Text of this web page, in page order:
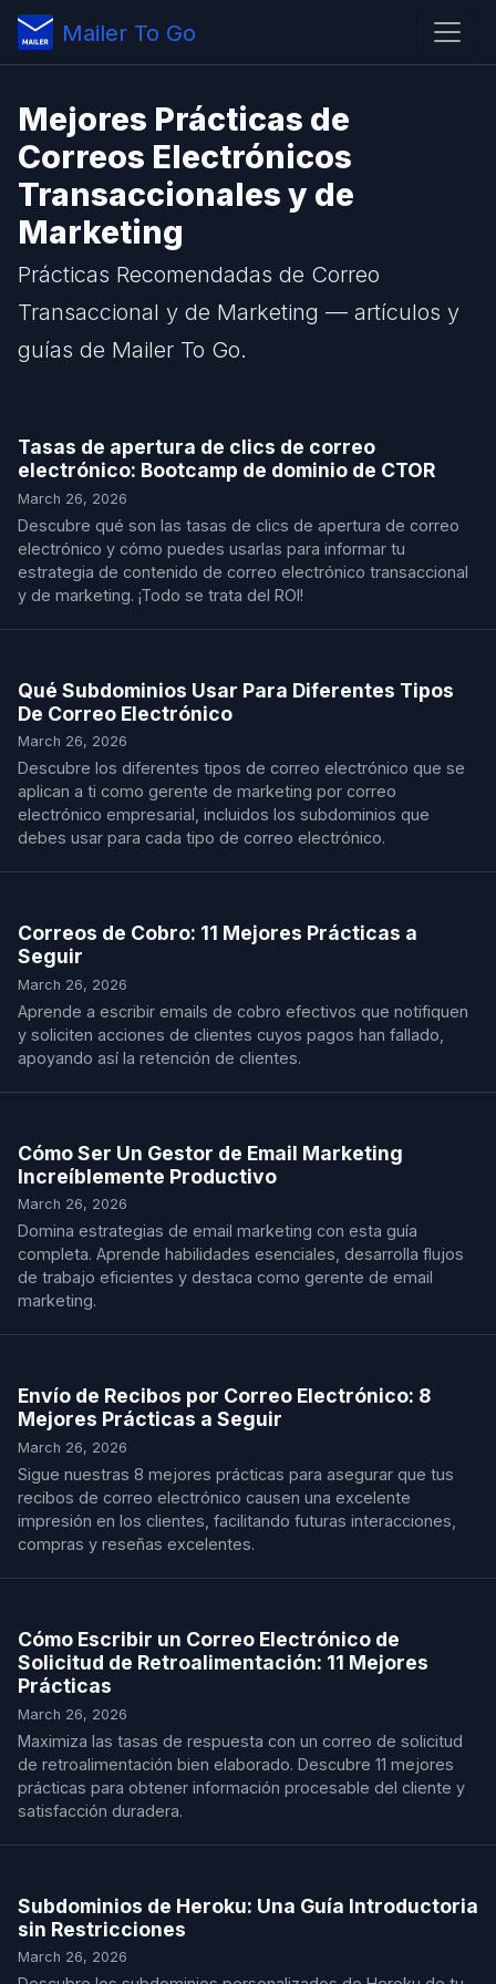
Mailer To Go
Mejores Prácticas de
Correos Electrónicos
Transaccionales y de
Marketing
Prácticas Recomendadas de Correo
Transaccional y de Marketing — artículos y
guías de Mailer To Go.
Tasas de apertura de clics de correo
electrónico: Bootcamp de dominio de CTOR
March 26, 2026
Descubre qué son las tasas de clics de apertura de correo
electrónico y cómo puedes usarlas para informar tu
estrategia de contenido de correo electrónico transaccional
y de marketing. ¡Todo se trata del ROI!
Qué Subdominios Usar Para Diferentes Tipos
De Correo Electrónico
March 26, 2026
Descubre los diferentes tipos de correo electrónico que se
aplican a ti como gerente de marketing por correo
electrónico empresarial, incluidos los subdominios que
debes usar para cada tipo de correo electrónico.
Correos de Cobro: 11 Mejores Prácticas a
Seguir
March 26, 2026
Aprende a escribir emails de cobro efectivos que notifiquen
y soliciten acciones de clientes cuyos pagos han fallado,
apoyando así la retención de clientes.
Cómo Ser Un Gestor de Email Marketing
Increíblemente Productivo
March 26, 2026
Domina estrategias de email marketing con esta guía
completa. Aprende habilidades esenciales, desarrolla flujos
de trabajo eficientes y destaca como gerente de email
marketing.
Envío de Recibos por Correo Electrónico: 8
Mejores Prácticas a Seguir
March 26, 2026
Sigue nuestras 8 mejores prácticas para asegurar que tus
recibos de correo electrónico causen una excelente
impresión en los clientes, facilitando futuras interacciones,
compras y reseñas excelentes.
Cómo Escribir un Correo Electrónico de
Solicitud de Retroalimentación: 11 Mejores
Prácticas
March 26, 2026
Maximiza las tasas de respuesta con un correo de solicitud
de retroalimentación bien elaborado. Descubre 11 mejores
prácticas para obtener información procesable del cliente y
satisfacción duradera.
Subdominios de Heroku: Una Guía Introductoria
sin Restricciones
March 26, 2026